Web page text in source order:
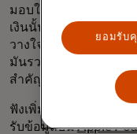
มอบให้ ผลตอบแทน แล
เงินนั้น” “ผมปรากฏตัว
วางใจ… คุณจะเห็นทุก
มันรวมกันเพื่อปลดล็อก
สำคัญ”
ฟังเพิ่มเติมได้โดยสตรีม
รับข้อมูลบนApple
ยอมรับ